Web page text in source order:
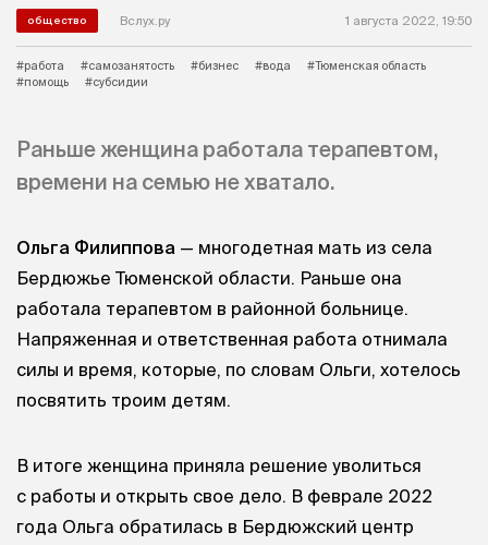
общество Вслух.ру 1 августа 2022, 19:50
#работа #самозанятость #бизнес #вода
#Тюменская область
#помощь
#субсидии
Раньше женщина работала терапевтом,
времени на семью не хватало.
Ольга Филиппова — многодетная мать из села
Бердюжье Тюменской области. Раньше она
работала терапевтом в районной больнице.
Напряженная и ответственная работа отнимала
силы и время, которые, по словам Ольги, хотелось
посвятить троим детям.
В итоге женщина приняла решение уволиться
с работы и открыть свое дело. В феврале 2022
года Ольга обратилась в Бердюжский центр